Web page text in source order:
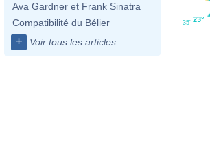
Ava Gardner et Frank Sinatra
Compatibilité du Bélier
+ Voir tous les articles
23°
35'